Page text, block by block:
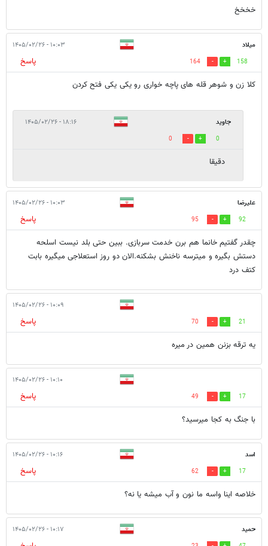
خخخخ
میلاد ۱۰:۰۳ - ۱۴۰۵/۰۲/۲۶
158
164
پاسخ
کلا زن و شوهر قله های پاچه خواری رو یکی یکی فتح کردن
جاوید ۱۸:۱۶ - ۱۴۰۵/۰۲/۲۶
0
0
دقیقا
علیرضا ۱۰:۰۳ - ۱۴۰۵/۰۲/۲۶
92
95
پاسخ
چقدر گفتیم خانما هم برن خدمت سربازی. ببین حتی بلد نیست اسلحه
دستش بگیره و میترسه ناخنش بشکنه.الان دو روز استعلاجی میگیره بابت
کتف درد
۱۰:۰۹ - ۱۴۰۵/۰۲/۲۶
21
70
پاسخ
یه ترقه بزنن همین در میره
۱۰:۱۰ - ۱۴۰۵/۰۲/۲۶
17
49
پاسخ
با جنگ به کجا میرسید؟
اسد ۱۰:۱۶ - ۱۴۰۵/۰۲/۲۶
17
62
پاسخ
خلاصه اینا واسه ما نون و آب میشه یا نه؟
حمید ۱۰:۱۷ - ۱۴۰۵/۰۲/۲۶